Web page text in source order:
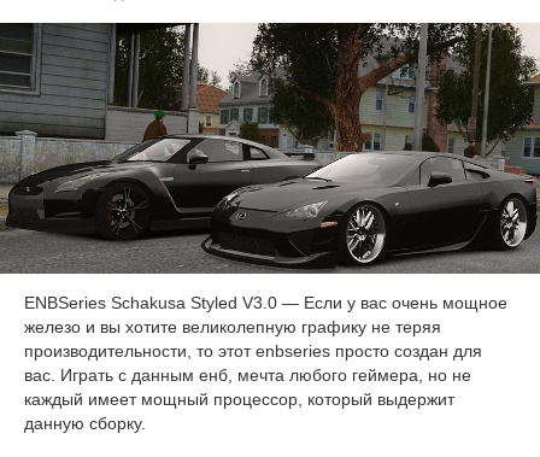
ENBSeries Schakusa Styled V3.0 — Если у вас очень мощное
железо и вы хотите великолепную графику не теряя
производительности, то этот enbseries просто создан для
вас. Играть с данным енб, мечта любого геймера, но не
каждый имеет мощный процессор, который выдержит
данную сборку.